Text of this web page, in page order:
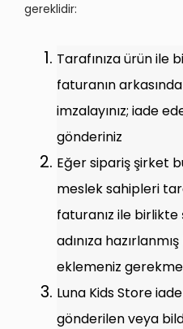
gereklidir:
Tarafınıza ürün ile
faturanın
imzalayınız; iade
gönderiniz
Eğer sipariş şirket
meslek sahipleri
faturanız ile birlikte
adınıza
eklemeniz
Luna Kids Store
gönderilen veya